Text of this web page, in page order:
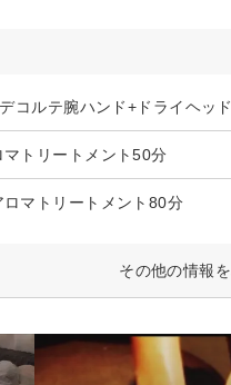
コルテ腕ハンド+ドライヘッ
マトリートメント50分
ロマトリートメント80分
その他の情報